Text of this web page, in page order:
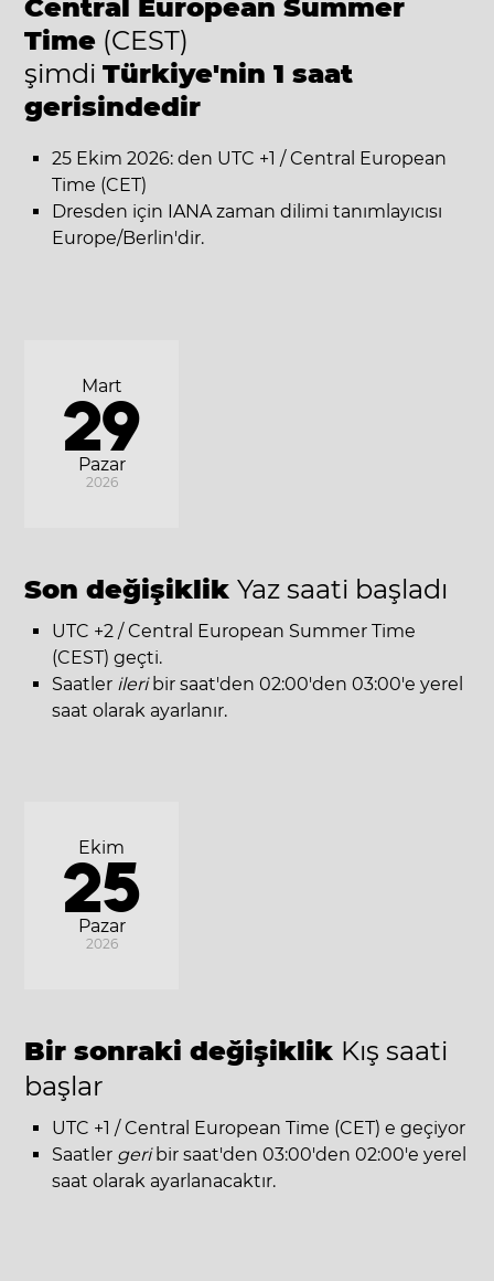
Central European Summer
Time (CEST)
şimdi Türkiye'nin 1 saat
gerisindedir
25 Ekim 2026: den UTC +1 / Central European
Time (CET)
Dresden için IANA zaman dilimi tanımlayıcısı
Europe/Berlin'dir.
Pazar
Mart
29
2026
Son değişiklikYaz saati başladı
UTC +2 / Central European Summer Time
(CEST) geçti.
Saatler ileribir saat'den 02:00'den 03:00'e yerel
saat olarak ayarlanır.
Pazar
Ekim
25
2026
Bir sonraki değişiklik Kış saati
başlar
UTC +1 / Central European Time (CET) e geçiyor
Saatler geribir saat'den 03:00'den 02:00'e yerel
saat olarak ayarlanacaktır.